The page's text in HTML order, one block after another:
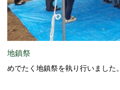
地鎮祭
めでたく地鎮祭を執り行いました。